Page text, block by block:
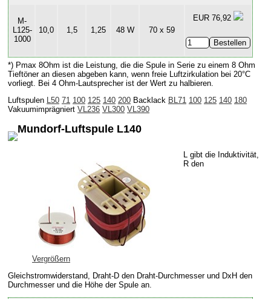
M-
L125-
1000
10,0 1,5 1,25 48 W 70 x 59
EUR 76,92
*) Pmax 8Ohm ist die Leistung, die die Spule in Serie zu einem 8 Ohm
Tieftöner an diesen abgeben kann, wenn freie Luftzirkulation bei 20°C
vorliegt. Bei 4 Ohm-Lautsprecher ist der Wert zu halbieren.
Luftspulen L50 71 100 125 140 200 Backlack BL71 100 125 140 180
Vakuumimprägniert VL236 VL300 VL390
Mundorf-Luftspule L140
Vergrößern
L gibt die Induktivität,
R den
Gleichstromwiderstand, Draht-D den Draht-Durchmesser und DxH den
Durchmesser und die Höhe der Spule an.